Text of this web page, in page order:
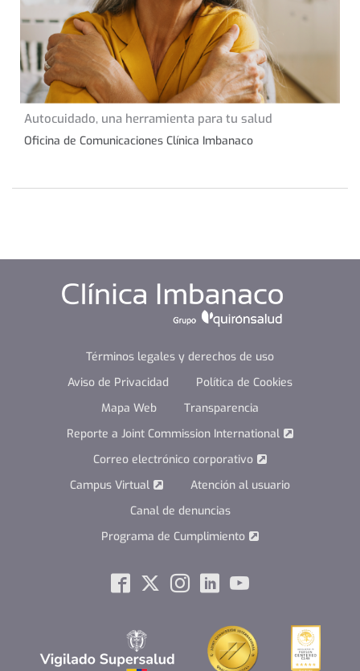
31 de agosto de 2023
CONSEJOS DE SALUD
Autocuidado, una herramienta para tu salud
Oficina de Comunicaciones Clínica Imbanaco
Términos legales y derechos de uso
Aviso de Privacidad
Política de Cookies
Mapa Web
Transparencia
Reporte a Joint Commission International
Correo electrónico corporativo
Campus Virtual
Atención al usuario
Canal de denuncias
Programa de Cumplimiento